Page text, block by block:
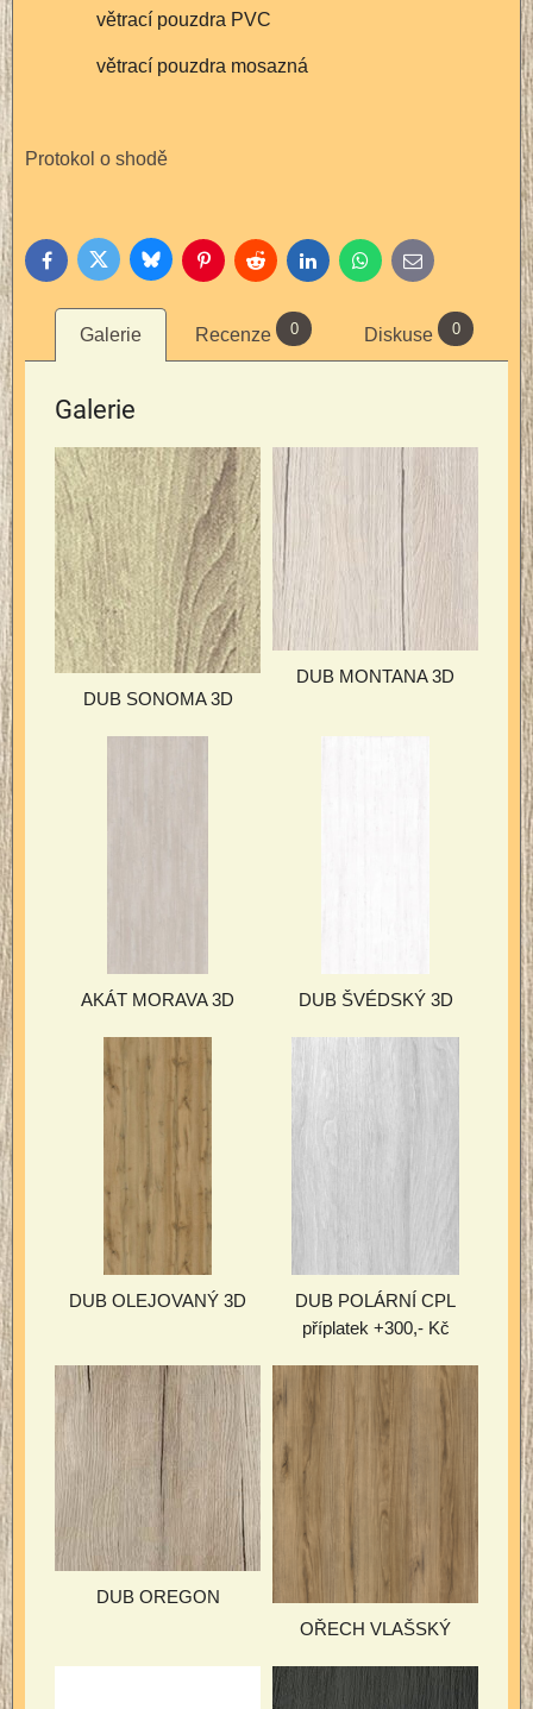
větrací pouzdra PVC
větrací pouzdra mosazná
Protokol o shodě
FacebookTwitter BlueskyPinterestReddit LinkedInWhatsApp
E-
mail
Galerie Recenze 0 Diskuse 0
Galerie
DUB SONOMA 3D
DUB MONTANA 3D
AKÁT MORAVA 3D DUB ŠVÉDSKÝ 3D
DUB OLEJOVANÝ 3D
DUB POLÁRNÍ CPL
příplatek +300,- Kč
DUB OREGON
OŘECH VLAŠSKÝ